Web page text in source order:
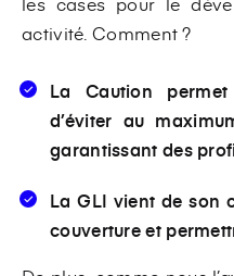
activité. Comment ?
La Caution
d’éviter au
garantissant des
La GLI vient de son
couverture et